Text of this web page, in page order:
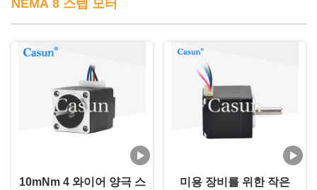
NEMA 8 스텝 모터
10mNm 4 와이어 양극 스
미용 장비를 위한 작은